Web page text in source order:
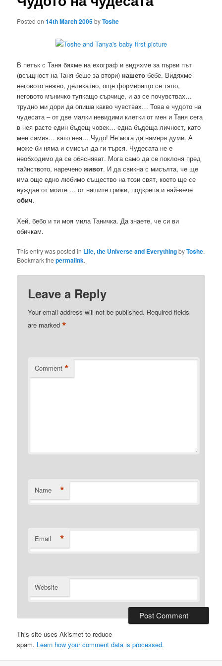
Posted on14th March 2005byToshe
В петък с Таня бяхме на ехограф и видяхме за първи път
(всъщност на Таня беше за втори) нашето бебе. Видяхме
неговото нежно, деликатно, още формиращо се тяло,
неговото мъничко тупкащо сърчице, и аз се почувствах…
трудно ми дори да опиша какво чувствах… Това е чудото на
чудесата – от две малки невидими клетки от мен и Таня сега
в нея расте един бъдещ човек… една бъдеща личност, като
мен самия… като нея… Чудо! Не мога да намеря думи. А
може би няма и смисъл да ги търся. Чудесата не е
необходимо да се обясняват. Мога само да се поклоня пред
тайнството, нареченоживот. И да свикна с мисълта, че ще
има още едно любимо същество на този свят, което ще се
нуждае от моите … от нашите грижи, подкрепа и най-вече
обич.
Хей, бебо и ти моя мила Таничка. Да знаете, че си ви
обичкам.
This entry was posted in Life, the Universe and EverythingbyToshe.
Bookmark thepermalink.
Leave a Reply
Your email address will not be published. Required fields
are marked*
Comment *
Name *
Email *
Website
This site uses Akismet to reduce
spam. Learn how your comment data is processed.